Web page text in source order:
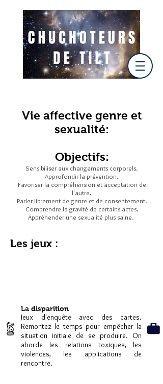
Vie affective genre et
sexualité:
Objectifs:
Sensibiliser aux changements corporels.
Approfondir la prévention.
Favoriser la compréhension et acceptation de
l'autre.
Parler librement de genre et de consentement.
Comprendre la gravité de certains actes.
Appréhender une sexualité plus saine.
Les jeux :
La disparition
Jeux d'enquête avec des cartes.
Remontez le temps pour empêcher la
situation initiale de se produire. On
aborde les relations toxiques, les
violences, les applications de
rencontre.